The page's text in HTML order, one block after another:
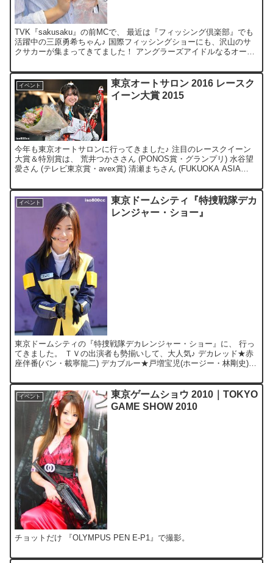
TVK『sakusaku』の前MCで、 最近は『フィッシング倶楽部』でも
活躍中の三原勇希ちゃん♪ 国際フィッシングショーにも、沢山のサ
クサカーが集まってきてました！ アングラーズアイドルなるオーデ
イベント
東京オートサロン 2016 レースク
イーン大賞 2015
今年も東京オートサロンに行ってきました♪ 注目のレースクイーン
大賞＆特別賞は、 荒井つかささん (PONOS賞・グランプリ) 水谷望
愛さん (テレビ東京賞・avex賞) 清瀬まちさん (FUKUOKA ASIA
イベント
東京ドームシティ『特捜戦隊デカ
レンジャー・ショー』
東京ドームシティの『特捜戦隊デカレンジャー・ショー』に、 行っ
てきました。 ＴＶの出演者も勢揃いして、大人気♪ デカレッド★赤
座伴番(バン・載寧龍二) デカブルー★戸増宝児(ホージー・林剛史)
イベント
東京ゲームショウ 2010｜TOKYO
GAME SHOW 2010
チョットだけ 『OLYMPUS PEN E-P1』で撮影。